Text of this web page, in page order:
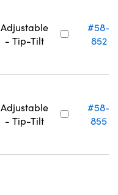
Adjustable
- Tip-Tilt
#58-
852
Adjustable
- Tip-Tilt
#58-
855